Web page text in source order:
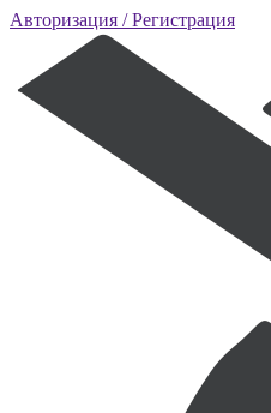
Авторизация / Регистрация